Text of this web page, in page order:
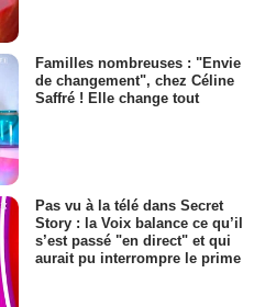
Familles nombreuses : "Envie
de changement", chez Céline
Saffré ! Elle change tout
Pas vu à la télé dans Secret
Story : la Voix balance ce qu’il
s’est passé "en direct" et qui
aurait pu interrompre le prime